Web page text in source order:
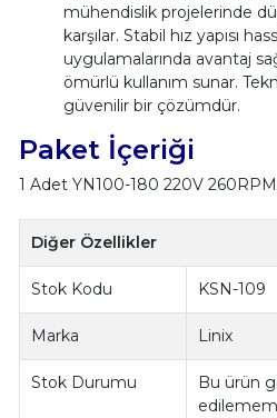
mühendislik projelerinde
karşılar. Stabil hız yapısı
uygulamalarında avantaj
ömürlü kullanım sunar.
güvenilir bir çözümdür.
Paket İçeriği
1 Adet YN100-180 220V
Diğer Özellikler
Stok Kodu KSN-109
Marka Linix
Stok Durumu
Bu ürün